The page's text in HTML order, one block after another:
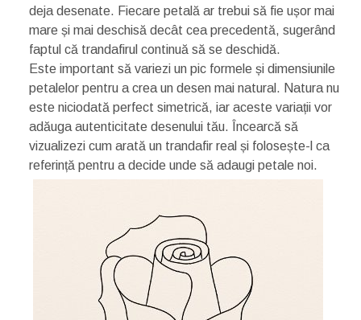
deja desenate. Fiecare petală ar trebui să fie ușor mai
mare și mai deschisă decât cea precedentă, sugerând
faptul că trandafirul continuă să se deschidă.
Este important să variezi un pic formele și dimensiunile
petalelor pentru a crea un desen mai natural. Natura nu
este niciodată perfect simetrică, iar aceste variații vor
adăuga autenticitate desenului tău. Încearcă să
vizualizezi cum arată un trandafir real și folosește-l ca
referință pentru a decide unde să adaugi petale noi.